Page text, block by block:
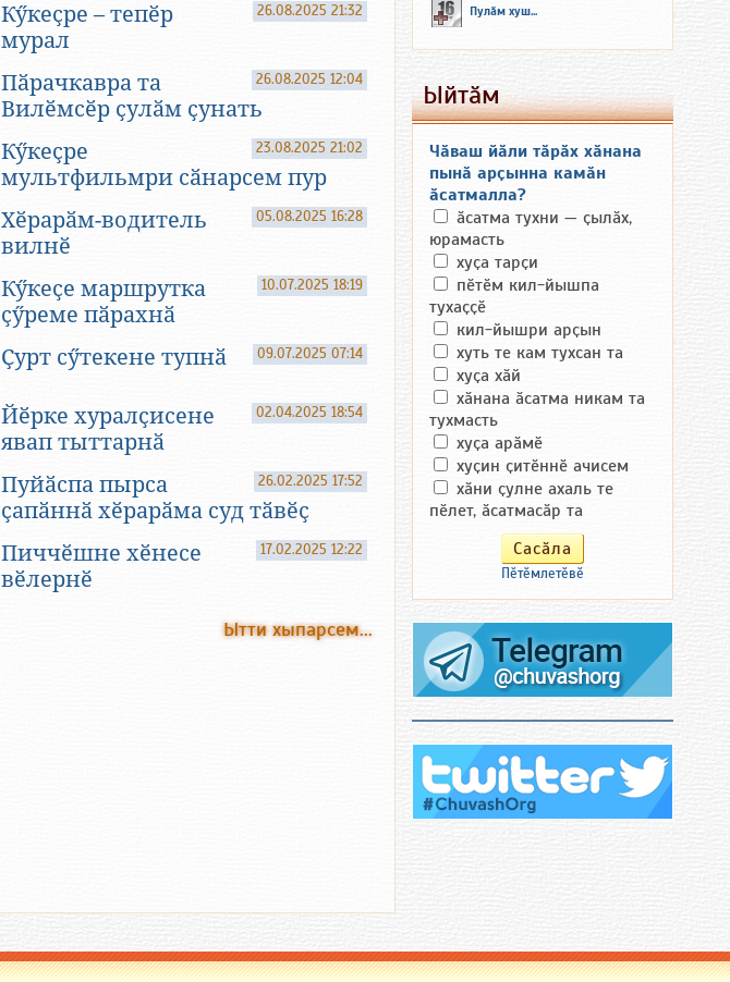
26.08.2025 21:32
Кӳкеҫре – тепӗр
мурал
26.08.2025 12:04
Пӑрачкавра та
Вилӗмсӗр ҫулӑм ҫунать
23.08.2025 21:02
Кӳкеҫре
мультфильмри сӑнарсем пур
05.08.2025 16:28
Хӗрарӑм-водитель
вилнӗ
10.07.2025 18:19
Кӳкеҫе маршрутка
ҫӳреме пӑрахнӑ
09.07.2025 07:14
Ҫурт сӳтекене тупнӑ
02.04.2025 18:54
Йӗрке хуралҫисене
явап тыттарнӑ
26.02.2025 17:52
Пуйӑспа пырса
ҫапӑннӑ хӗрарӑма суд тӑвӗҫ
17.02.2025 12:22
Пиччӗшне хӗнесе
вӗлернӗ
Ытти хыпарсем...
Пулӑм хуш...
Ыйтӑм
Чӑваш йӑли тӑрӑх хӑнана
пынӑ арҫынна камӑн
ӑсатмалла?
ӑсатма тухни — ҫылӑх,
юрамасть
хуҫа тарҫи
пӗтӗм кил-йышпа
тухаҫҫӗ
кил-йышри арҫын
хуть те кам тухсан та
хуҫа хӑй
хӑнана ӑсатма никам та
тухмасть
хуҫа арӑмӗ
хуҫин ҫитӗннӗ ачисем
хӑни ҫулне ахаль те
пӗлет, ӑсатмасӑр та
Пӗтӗмлетӗвӗ